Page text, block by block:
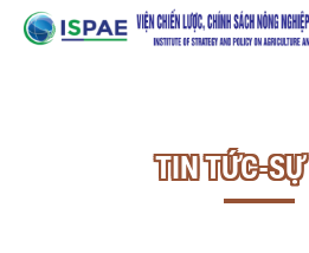
TIN TỨC-